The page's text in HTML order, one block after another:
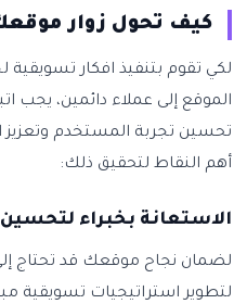
كيف تحول زوار
لكي تقوم بتنفيذ افكار تسويقية
الموقع إلى عملاء دائمين، يجب
تحسين تجربة المستخدم وتعزيز
أهم النقاط لتحقيق ذلك:
الاستعانة بخبراء لتحسين
لضمان نجاح موقعك قد تحتاج
لتطوير استراتيجيات تسويقية